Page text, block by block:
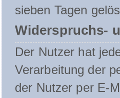
sieben Tagen
Widerspruchs-
Der Nutzer hat
Verarbeitung der
der Nutzer per E-